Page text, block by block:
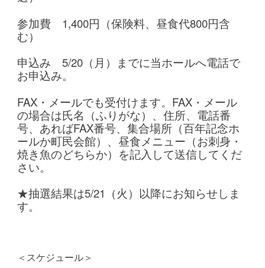
参加費 1,400円（保険料、昼食代800円含
む）
申込み 5/20（月）までに当ホールへ電話で
お申込み。
FAX・メールでも受付けます。 FAX・メール
の場合は氏名（ふりがな）、住所、電話番
号、あればFAX番号、集合場所（百年記念ホ
ールか町民会館）、昼食メニュー（お刺身・
焼き魚のどちらか）を記入して送信してくだ
さい。
★抽選結果は5/21（火）以降にお知らせしま
す。
＜スケジュール＞